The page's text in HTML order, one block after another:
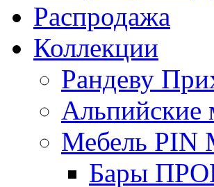
Распродажа
Коллекции
Рандеву
Альпийские
Мебель PIN
Бары